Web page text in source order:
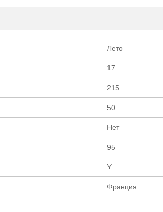
Лето
17
215
50
Нет
95
Y
Франция